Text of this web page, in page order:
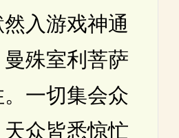
入游戏神通
殊室利菩萨
一切集会众
众皆悉惊忙